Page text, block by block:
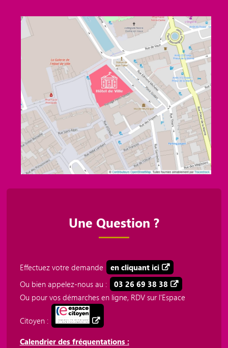
Une Question ?
Effectuez votre demande
en cliquant ici
Ou bien appelez-nous au :
03 26 69 38 38
Ou pour vos démarches en ligne, RDV sur l'Espace
Citoyen :
Calendrier des fréquentations :